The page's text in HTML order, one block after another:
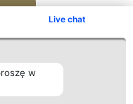
Live chat
w